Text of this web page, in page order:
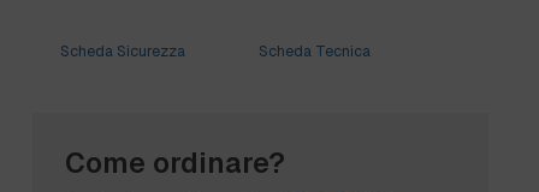
Scheda Sicurezza Scheda Tecnica
Come ordinare?